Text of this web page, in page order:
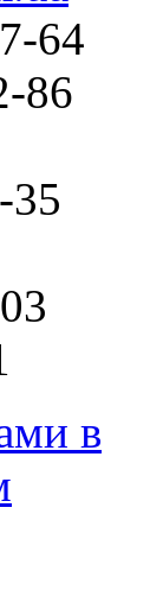
64
86
35